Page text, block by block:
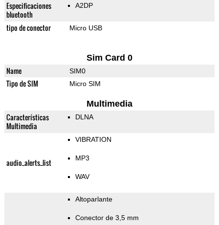
Especificaciones
bluetooth
A2DP
tipo de conector Micro USB
Sim Card 0
Name SIM0
Tipo de SIM Micro SIM
Multimedia
Características
Multimedia
DLNA
audio_alerts_list
VIBRATION
MP3
WAV
Altoparlante
Conector de 3,5 mm